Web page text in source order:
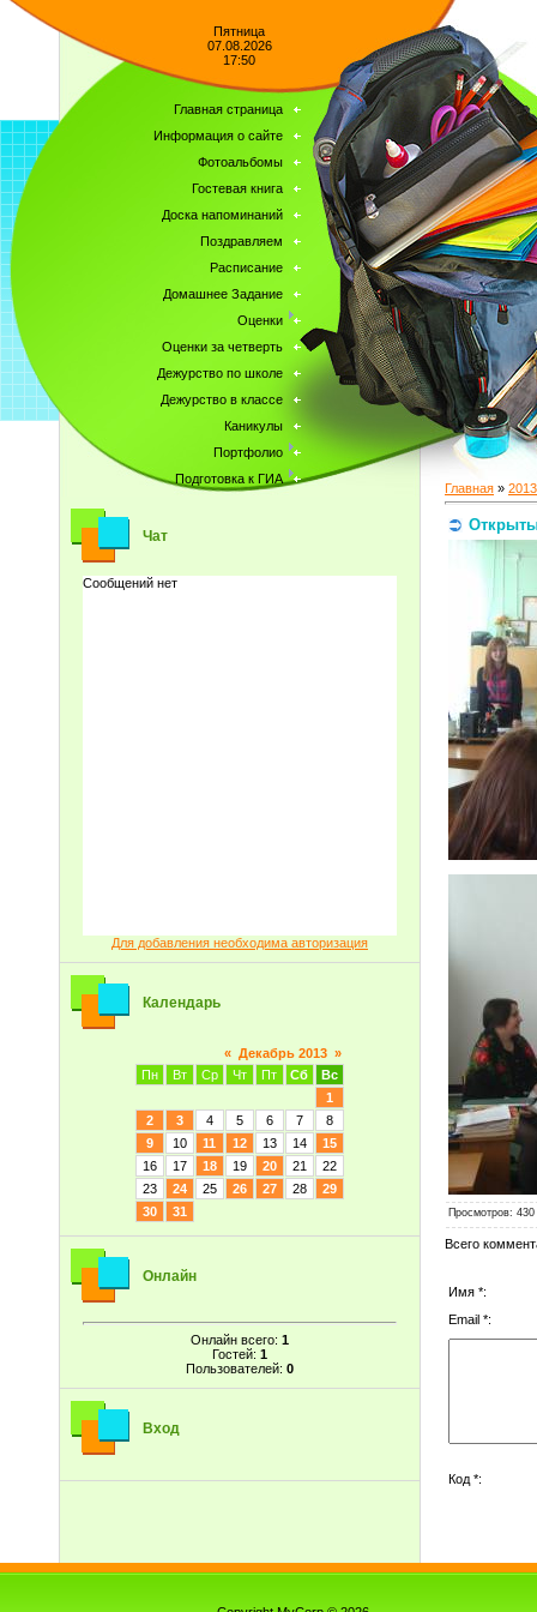
Пятница
07.08.2026
17:50
Главная страница
Информация о сайте
Фотоальбомы
Гостевая книга
Доска напоминаний
Поздравляем
Расписание
Домашнее Задание
Оценки
Оценки за четверть
Дежурство по школе
Дежурство в классе
Каникулы
Портфолио
Подготовка к ГИА
Чат
Для добавления необходима авторизация
Календарь
« Декабрь 2013 »
Пн
Вт Ср Чт Пт Сб
Вс
1
2
3 4 5 6 7
8
9
10 11 12 13 14
15
16
17 18 19 20 21
22
23
24 25 26 27 28
29
30
31
Онлайн
Онлайн всего: 1
Гостей: 1
Пользователей: 0
Вход
Главная » 2013
Просмотров:
Всего
Имя *:
Email *:
Код *: